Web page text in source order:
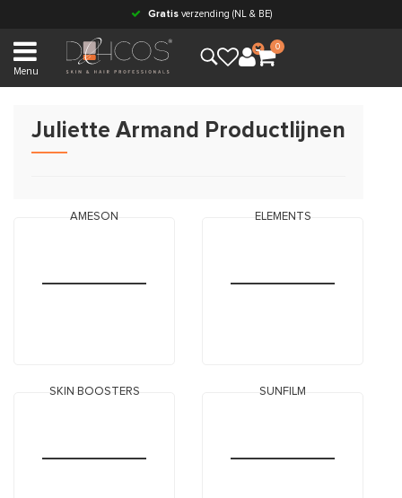
Gratisverzending (NL & BE)
Menu
0
Juliette Armand Productlijnen
AMESON ELEMENTS
SKIN BOOSTERS SUNFILM